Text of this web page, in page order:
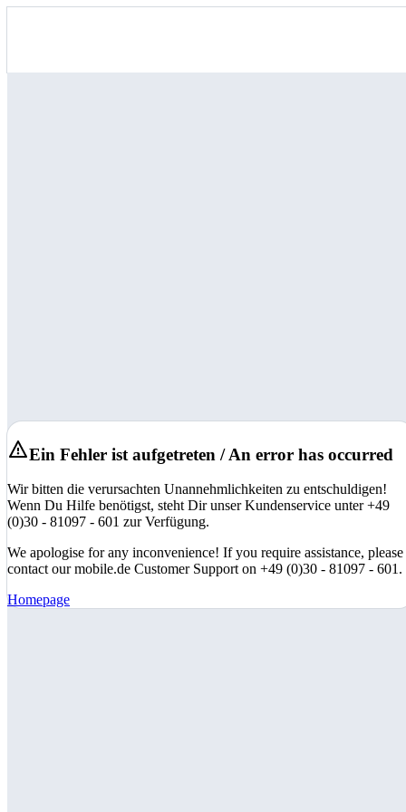
Ein Fehler ist aufgetreten / An error has occurred
Wir bitten die verursachten Unannehmlichkeiten zu entschuldigen!
Wenn Du Hilfe benötigst, steht Dir unser Kundenservice unter +49
(0)30 - 81097 - 601 zur Verfügung.
We apologise for any inconvenience! If you require assistance, please
contact our mobile.de Customer Support on +49 (0)30 - 81097 - 601.
Homepage